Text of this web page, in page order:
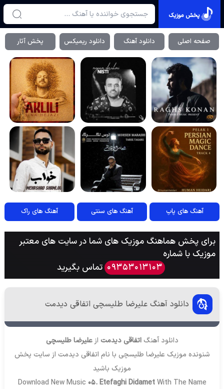
پخش موزیک
صفحه اصلی دانلود آهنگ دانلود ریمیکس پخش آثار
آهنگ های پاپ آهنگ های سنتی آهنگ های راک
برای پخش هماهنگ موزیک های شما در سایت های معتبر
موزیک با شماره
09353013103 تماس بگیرید
دانلود آهنگ علیرضا طلیسچی اتفاقی دیدمت
دانلود آهنگ اتفاقی دیدمت ازعلیرضا طلیسچی
شنونده موزیک علیرضا طلیسچی با نام اتفاقی دیدمت از سایت پخش
موزیک باشید
Download New Music 05. Etefaghi DidametWith The Name